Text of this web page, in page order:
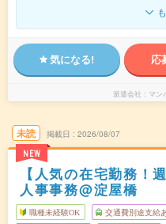
気になる! 応
派遣会社 マン
未読
NEW
掲載日 2026/08/07
【人気の在宅勤務！
人事事務@淀屋橋
職種未経験OK 交通費別途支給